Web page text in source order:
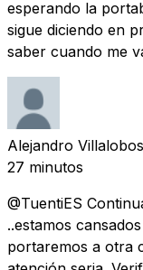
esperando la
sigue diciendo en
saber cuando me
Alejandro Villalobos
27 minutos
@TuentiES
..estamos
portaremos a otra